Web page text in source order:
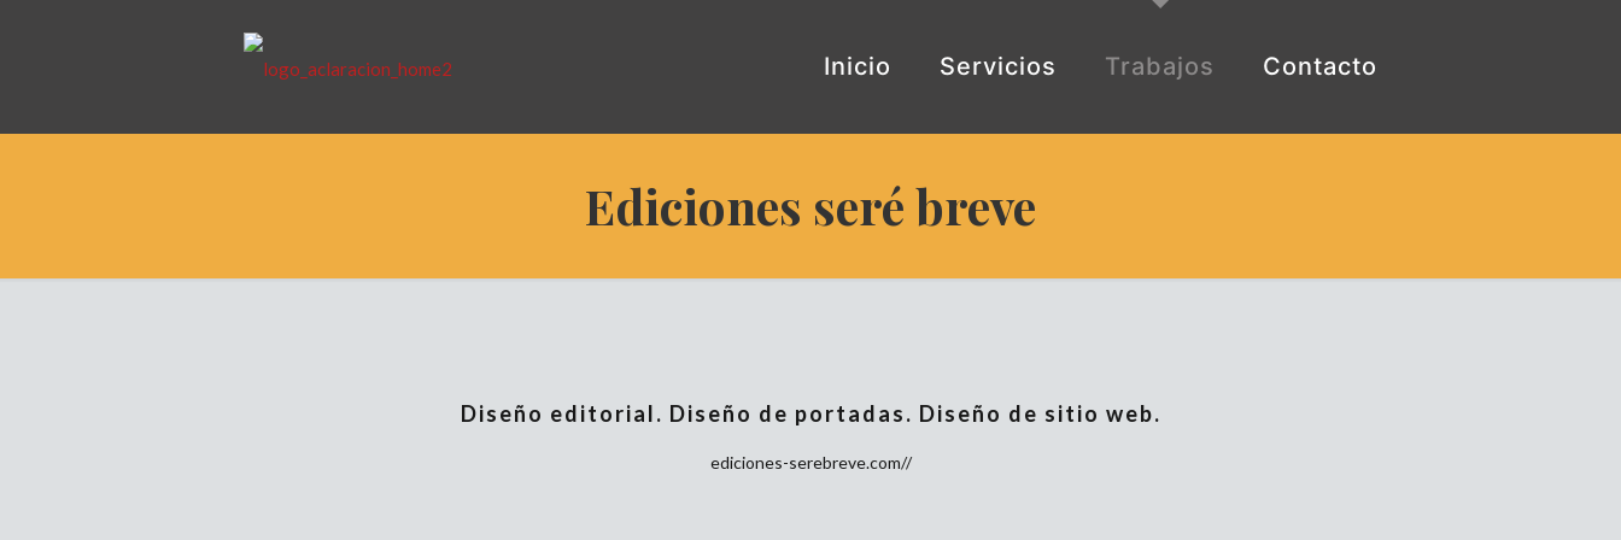
Inicio Servicios Trabajos Contacto
Ediciones seré breve
Diseño editorial. Diseño de portadas. Diseño de sitio web.
ediciones-serebreve.com//